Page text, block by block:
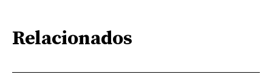
Relacionados